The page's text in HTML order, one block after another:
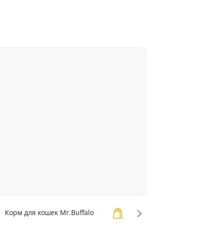
Корм для кошек Mr.Buffalo Корм для кошек